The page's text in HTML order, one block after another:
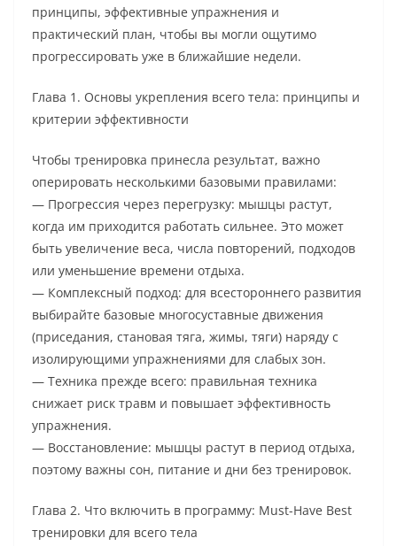
принципы, эффективные упражнения и
практический план, чтобы вы могли ощутимо
прогрессировать уже в ближайшие недели.
Глава 1. Основы укрепления всего тела: принципы и
критерии эффективности
Чтобы тренировка принесла результат, важно
оперировать несколькими базовыми правилами:
— Прогрессия через перегрузку: мышцы растут,
когда им приходится работать сильнее. Это может
быть увеличение веса, числа повторений, подходов
или уменьшение времени отдыха.
— Комплексный подход: для всестороннего развития
выбирайте базовые многосуставные движения
(приседания, становая тяга, жимы, тяги) наряду с
изолирующими упражнениями для слабых зон.
— Техника прежде всего: правильная техника
снижает риск травм и повышает эффективность
упражнения.
— Восстановление: мышцы растут в период отдыха,
поэтому важны сон, питание и дни без тренировок.
Глава 2. Что включить в программу: Must-Have Best
тренировки для всего тела